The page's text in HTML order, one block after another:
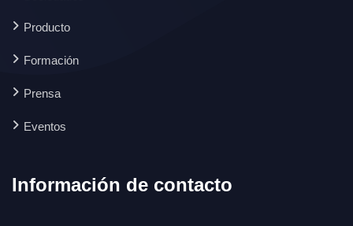
Producto
Formación
Prensa
Eventos
Información de contacto